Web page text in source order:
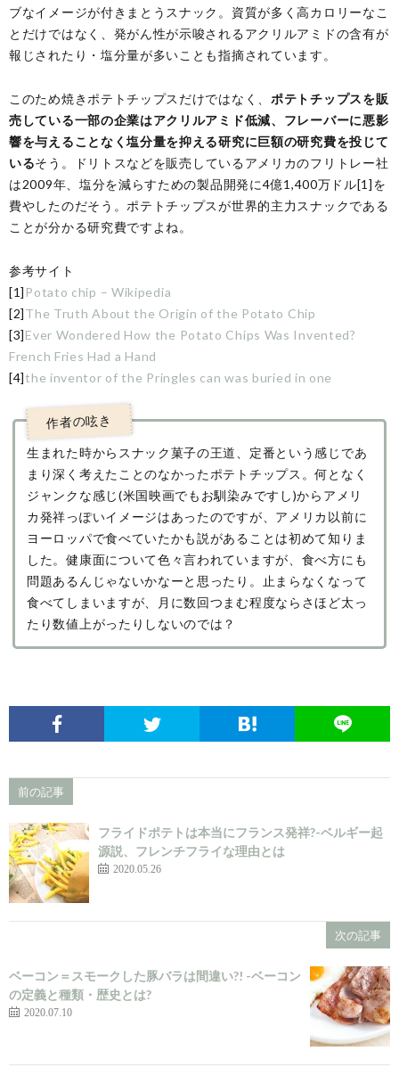
ブなイメージが付きまとうスナック。資質が多く高カロリーなこ
とだけではなく、発がん性が示唆されるアクリルアミドの含有が
報じされたり・塩分量が多いことも指摘されています。
このため焼きポテトチップスだけではなく、 ポテトチップスを販
売している一部の企業はアクリルアミド低減、フレーバーに悪影
響を与えることなく塩分量を抑える研究に巨額の研究費を投じて
いるそう。ドリトスなどを販売しているアメリカのフリトレー社
は2009年、塩分を減らすための製品開発に4億1,400万ドル[1]を
費やしたのだそう。ポテトチップスが世界的主力スナックである
ことが分かる研究費ですよね。
参考サイト
[1] Potato chip – Wikipedia
[2]The Truth About the Origin of the Potato Chip
[3]Ever Wondered How the Potato Chips Was Invented?
French Fries Had a Hand
[4]the inventor of the Pringles can was buried in one
生まれた時からスナック菓子の王道、定番という感じであ
まり深く考えたことのなかったポテトチップス。何となく
ジャンクな感じ(米国映画でもお馴染みですし)からアメリ
カ発祥っぽいイメージはあったのですが、アメリカ以前に
ヨーロッパで食べていたかも説があることは初めて知りま
した。健康面について色々言われていますが、食べ方にも
問題あるんじゃないかなーと思ったり。止まらなくなって
食べてしまいますが、月に数回つまむ程度ならさほど太っ
たり数値上がったりしないのでは？
前の記事
フライドポテトは本当にフランス発祥?-ベルギー起
源説、フレンチフライな理由とは
2020.05.26
次の記事
ベーコン＝スモークした豚バラは間違い?! -ベーコン
の定義と種類・歴史とは?
2020.07.10